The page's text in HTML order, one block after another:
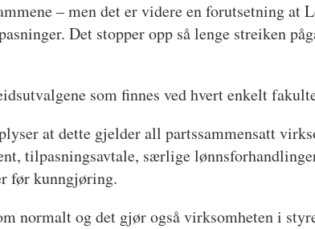
– men det er videre en forutsetning at
Det stopper opp så lenge streiken
som finnes ved hvert enkelt
at dette gjelder all partssammensatt
tilpasningsavtale, særlige
før kunngjøring.
normalt og det gjør også virksomheten i